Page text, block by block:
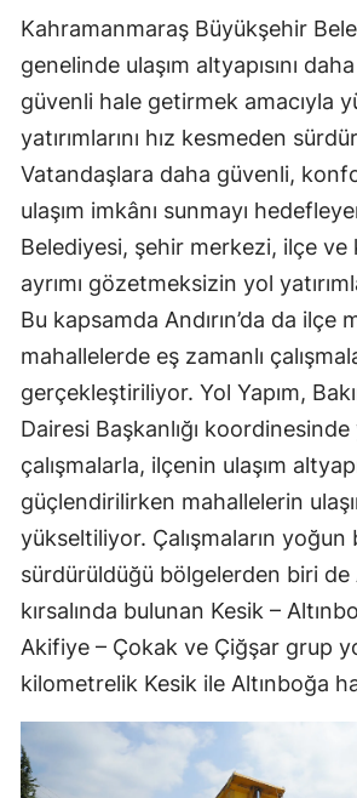
Kahramanmaraş Büyükşehir
genelinde ulaşım altyapısını
güvenli hale getirmek amacıyla
yatırımlarını hız kesmeden
Vatandaşlara daha güvenli,
ulaşım imkânı sunmayı
Belediyesi, şehir merkezi, ilçe ve
ayrımı gözetmeksizin yol
Bu kapsamda Andırın’da da ilçe
mahallelerde eş zamanlı
gerçekleştiriliyor. Yol Yapım,
Dairesi Başkanlığı
çalışmalarla, ilçenin ulaşım
güçlendirilirken mahallelerin
yükseltiliyor. Çalışmaların yoğun
sürdürüldüğü bölgelerden biri de
kırsalında bulunan Kesik –
Akifiye – Çokak ve Çiğşar grup
kilometrelik Kesik ile Altınboğa